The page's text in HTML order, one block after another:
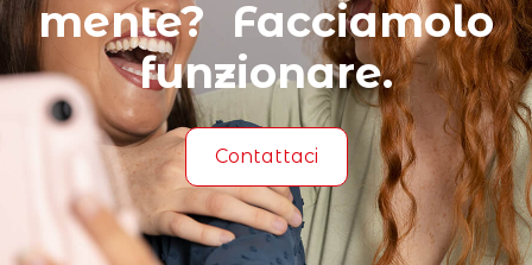
mente? Facciamolo
funzionare.
Contattaci